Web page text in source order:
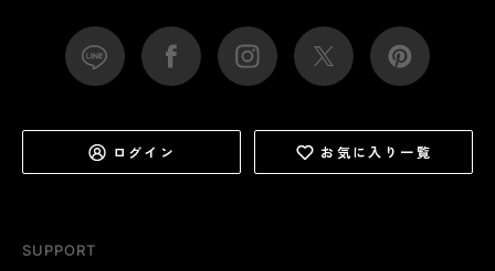
SUPPORT
ログイン お気に入り一覧